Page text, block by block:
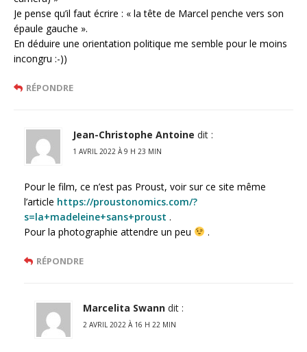
Je pense qu’il faut écrire : « la tête de Marcel penche vers son
épaule gauche ».
En déduire une orientation politique me semble pour le moins
incongru :-))
RÉPONDRE
Jean-Christophe Antoine dit :
1 AVRIL 2022 À 9 H 23 MIN
Pour le film, ce n’est pas Proust, voir sur ce site même
l’article https://proustonomics.com/?
s=la+madeleine+sans+proust .
Pour la photographie attendre un peu
.
RÉPONDRE
Marcelita Swann dit :
2 AVRIL 2022 À 16 H 22 MIN